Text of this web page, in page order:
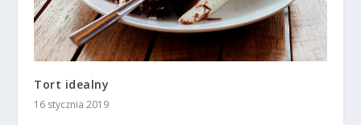
Tort idealny
16 stycznia 2019